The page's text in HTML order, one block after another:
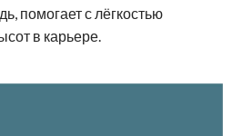
помогает с лёгкостью
в карьере.